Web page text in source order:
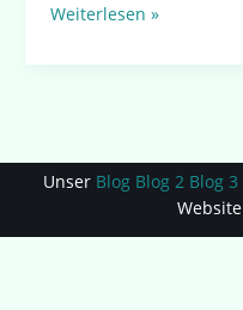
Weiterlesen »
Unser Blog Blog 2 Blog 3